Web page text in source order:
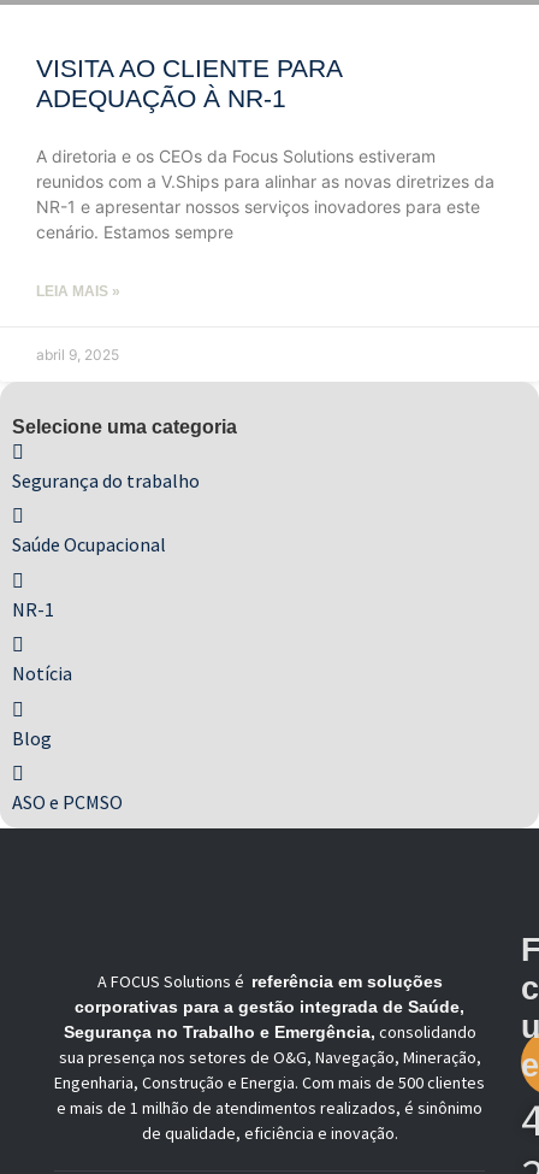
VISITA AO CLIENTE PARA
ADEQUAÇÃO À NR-1
A diretoria e os CEOs da Focus Solutions estiveram
reunidos com a V.Ships para alinhar as novas diretrizes da
NR-1 e apresentar nossos serviços inovadores para este
cenário. Estamos sempre
LEIA MAIS »
abril 9, 2025
Selecione uma categoria
Segurança do trabalho
Saúde Ocupacional
NR-1
Notícia
Blog
ASO e PCMSO
A FOCUS Solutions é referência em soluções
corporativas para a gestão integrada de Saúde,
Segurança no Trabalho e Emergência, consolidando
sua presença nos setores de O&G, Navegação, Mineração,
Engenharia, Construção e Energia. Com mais de 500 clientes
e mais de 1 milhão de atendimentos realizados, é sinônimo
de qualidade, eficiência e inovação.